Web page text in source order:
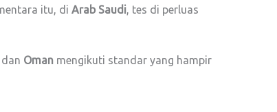
itu, di Arab Saudi, tes di perluas
dan Oman mengikuti standar yang hampir